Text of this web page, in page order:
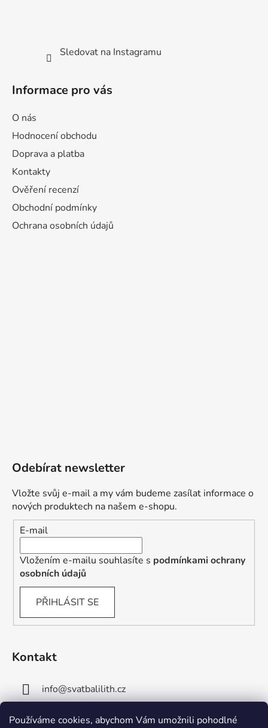
Používáme cookies, abychom Vám umožnili pohodlné
Sledovat na Instagramu
Informace pro vás
O nás
Hodnocení obchodu
Doprava a platba
Kontakty
Ověření recenzí
Obchodní podmínky
Ochrana osobních údajů
Odebírat newsletter
Vložte svůj e-mail a my vám budeme zasílat informace o
nových produktech na našem e-shopu.
E-mail
Vložením e-mailu souhlasíte s podmínkami ochrany
osobních údajů
PŘIHLÁSIT SE
Kontakt
info@svatbalilith.cz
+420 778 745 219